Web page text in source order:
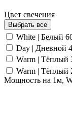
Цвет свечения
Выбрать все
White | Белый
Day | Дневной
Warm | Тёплый
Warm | Тёплый
Мощность на 1м,